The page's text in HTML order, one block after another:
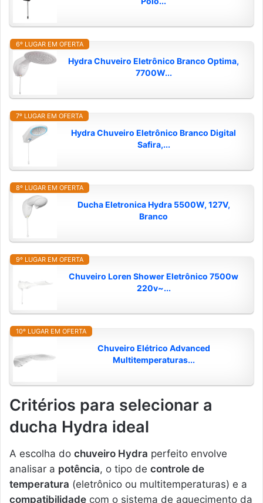
6º LUGAR EM OFERTA
Hydra Chuveiro Eletrônico Branco Optima,
7700W...
7º LUGAR EM OFERTA
Hydra Chuveiro Eletrônico Branco Digital
Safira,...
8º LUGAR EM OFERTA
Ducha Eletronica Hydra 5500W, 127V,
Branco
9º LUGAR EM OFERTA
Chuveiro Loren Shower Eletrônico 7500w
220v~...
10º LUGAR EM OFERTA
Chuveiro Elétrico Advanced
Multitemperaturas...
Critérios para selecionar a
ducha Hydra ideal
A escolha do chuveiro Hydra perfeito envolve
analisar a potência, o tipo de controle de
temperatura (eletrônico ou multitemperaturas) e a
compatibilidade com o sistema de aquecimento da